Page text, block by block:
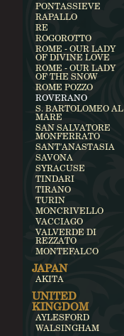
PONTASSIEVE
RAPALLO
RE
ROGOROTTO
ROME - OUR LADY
OF DIVINE LOVE
ROME - OUR LADY
OF THE SNOW
ROME POZZO
ROVERANO
S. BARTOLOMEO AL
MARE
SAN SALVATORE
MONFERRATO
SANT'ANASTASIA
SAVONA
SYRACUSE
TINDARI
TIRANO
TURIN
MONCRIVELLO
VACCIAGO
VALVERDE DI
REZZATO
MONTEFALCO
JAPAN
AKITA
UNITED
KINGDOM
AYLESFORD
WALSINGHAM